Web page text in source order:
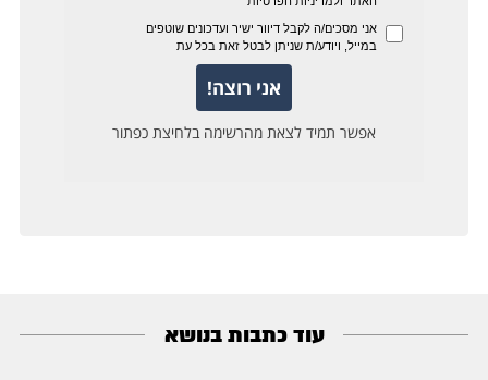
עוד כתבות בנושא